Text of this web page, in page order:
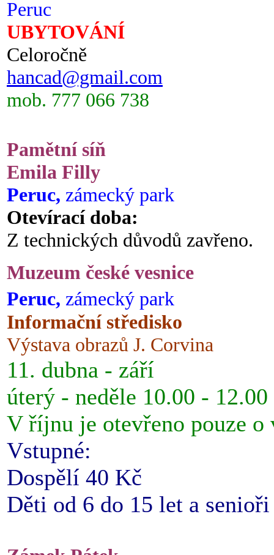
Peruc
UBYTOVÁNÍ
Celoročně
hancad@gmail.com
mob. 777 066 738
Pamětní síň
Emila Filly
Peruc, zámecký park
Otevírací doba:
Z technických důvodů zavřeno.
Muzeum české vesnice
Peruc, zámecký park
Informační středisko
Výstava obrazů J. Corvina
11. dubna - září
úterý - neděle 10.00 -
V říjnu je otevřeno pouze o
Vstupné:
Dospělí 40 Kč
Děti od 6 do 15 let a